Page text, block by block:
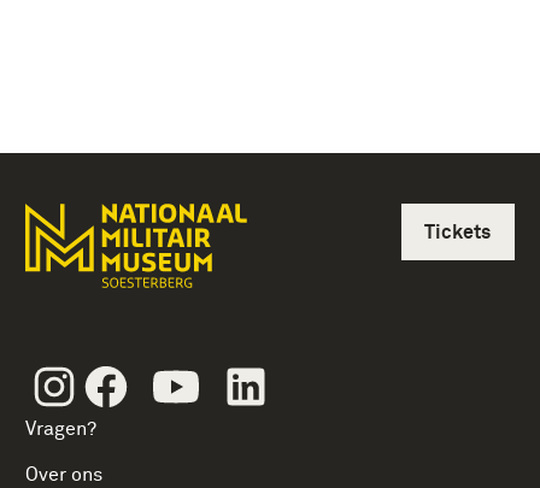
InstagramFacebookYoutube
Vragen?
Over ons
Tickets